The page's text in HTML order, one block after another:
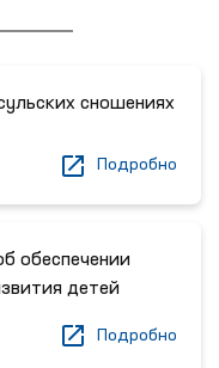
сношениях
Подробно
обеспечении
детей
Подробно